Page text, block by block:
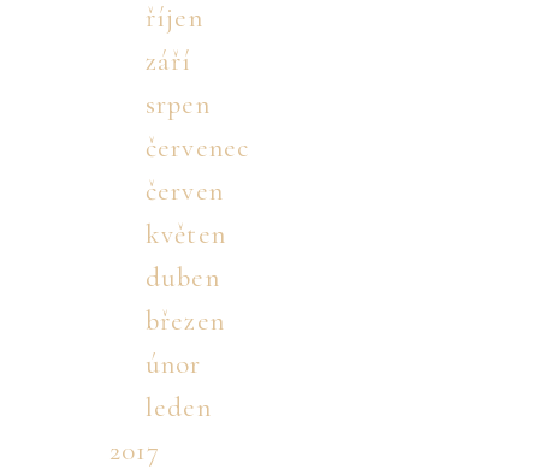
říjen
září
srpen
červenec
červen
květen
duben
březen
únor
leden
2017